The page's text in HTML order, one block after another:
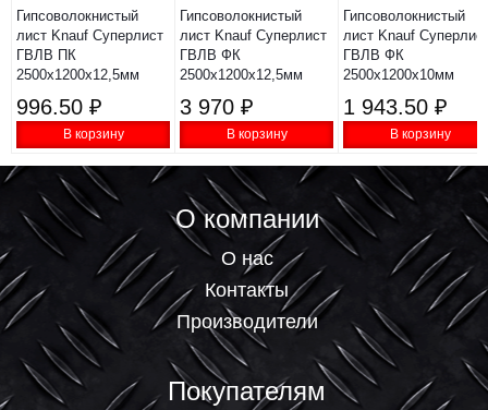
Гипсоволокнистый
лист Knauf Суперлист
ГВЛВ ПК
2500х1200х12,5мм
996.50 ₽
В корзину
Гипсоволокнистый
лист Knauf Суперлист
ГВЛВ ФК
2500х1200х12,5мм
3 970 ₽
В корзину
Гипсоволокнистый
лист Knauf
ГВЛВ ФК
2500х1200х10мм
1 943.50 ₽
В корзину
О компании
О нас
Контакты
Производители
Покупателям